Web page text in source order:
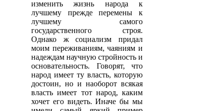
изменить жизнь народа к
лучшему прежде перемены к
лучшему самого
государственного строя.
Однако ж социализм придал
моим переживаниям, чаяниям и
надеждам научную стройность и
основательность. Говорят, что
народ имеет ту власть, которую
достоин, но и наоборот всякая
власть имеет тот народ, каким
хочет его видеть. Иначе бы мы